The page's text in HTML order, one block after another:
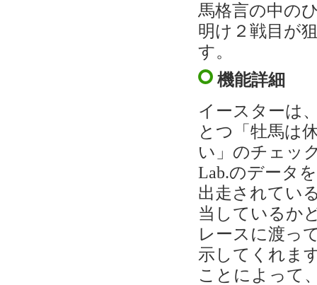
馬格言の中の
明け２戦目が
す。
機能詳細
イースターは
とつ「牡馬は
い」のチェッ
Lab.のデータ
出走されてい
当しているか
レースに渡っ
示してくれま
ことによって